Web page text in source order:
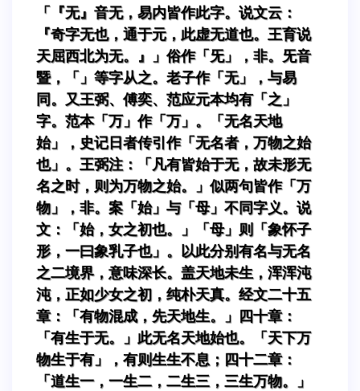
「『无』音无，易内皆作此字。说文云：
『奇字无也，通于元，此虚无道也。王育说
天屈西北为无。』」俗作「旡」，非。旡音
暨，「」等字从之。老子作「无」，与易
同。又王弼、傅奕、范应元本均有「之」
字。范本「万」作「万」。「无名天地
始」，史记日者传引作「无名者，万物之始
也」。王弼注：「凡有皆始于无，故未形无
名之时，则为万物之始。」似两句皆作「万
物」，非。案「始」与「母」不同字义。说
文：「始，女之初也。」「母」则「象怀子
形，一曰象乳子也」。以此分别有名与无名
之二境界，意味深长。盖天地未生，浑浑沌
沌，正如少女之初，纯朴天真。经文二十五
章：「有物混成，先天地生。」四十章：
「有生于无。」此无名天地始也。「天下万
物生于有」，有则生生不息；四十二章：
「道生一，一生二，二生三，三生万物。」